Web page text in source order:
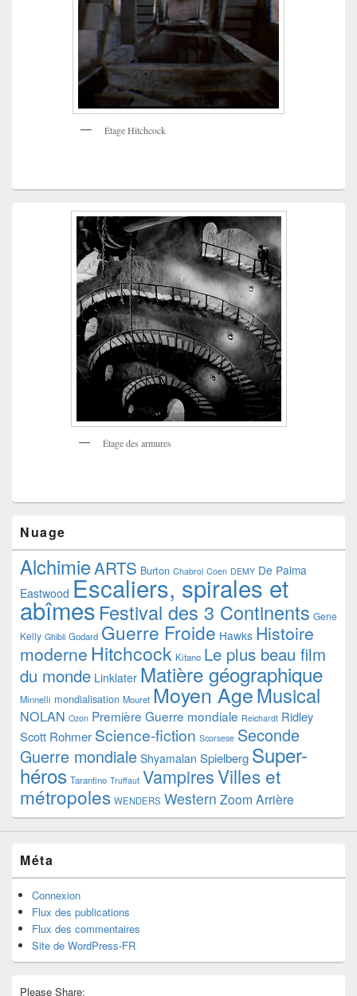
Étage Hitchcock
Étage des armures
Nuage
AlchimieARTS Burton Chabrol Coen DEMY De Palma
Eastwood Escaliers, spirales et
abîmes Festival des 3 Continents Gene
Kelly Ghibli Godard Guerre Froide Hawks Histoire
moderne Hitchcock Kitano Le plus beau film
du monde Linklater Matière géographique
Minnelli mondialisation Mouret Moyen AgeMusical
NOLAN Ozon Première Guerre mondiale Reichardt Ridley
Scott Rohmer Science-fiction Scorsese Seconde
Guerre mondiale Shyamalan Spielberg Super-
héros Tarantino Truffaut VampiresVilles et
métropoles WENDERS Western Zoom Arrière
Méta
Connexion
Flux des publications
Flux des commentaires
Site de WordPress-FR
Please Share: